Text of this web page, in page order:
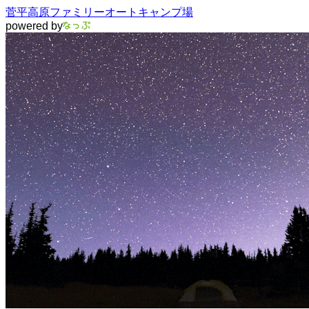
菅平高原ファミリーオートキャンプ場
powered by